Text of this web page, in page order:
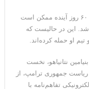
سوزی ویلمز، رئیس دفتر کاخ سفید، گفت که ۶۰ روز آینده ممکن است
این در حالیست که
او حمله کرده‌اند.
نتانیاهو، نخست
ریاست جمهوری ترامپ، از
تفاهم‌نامه با